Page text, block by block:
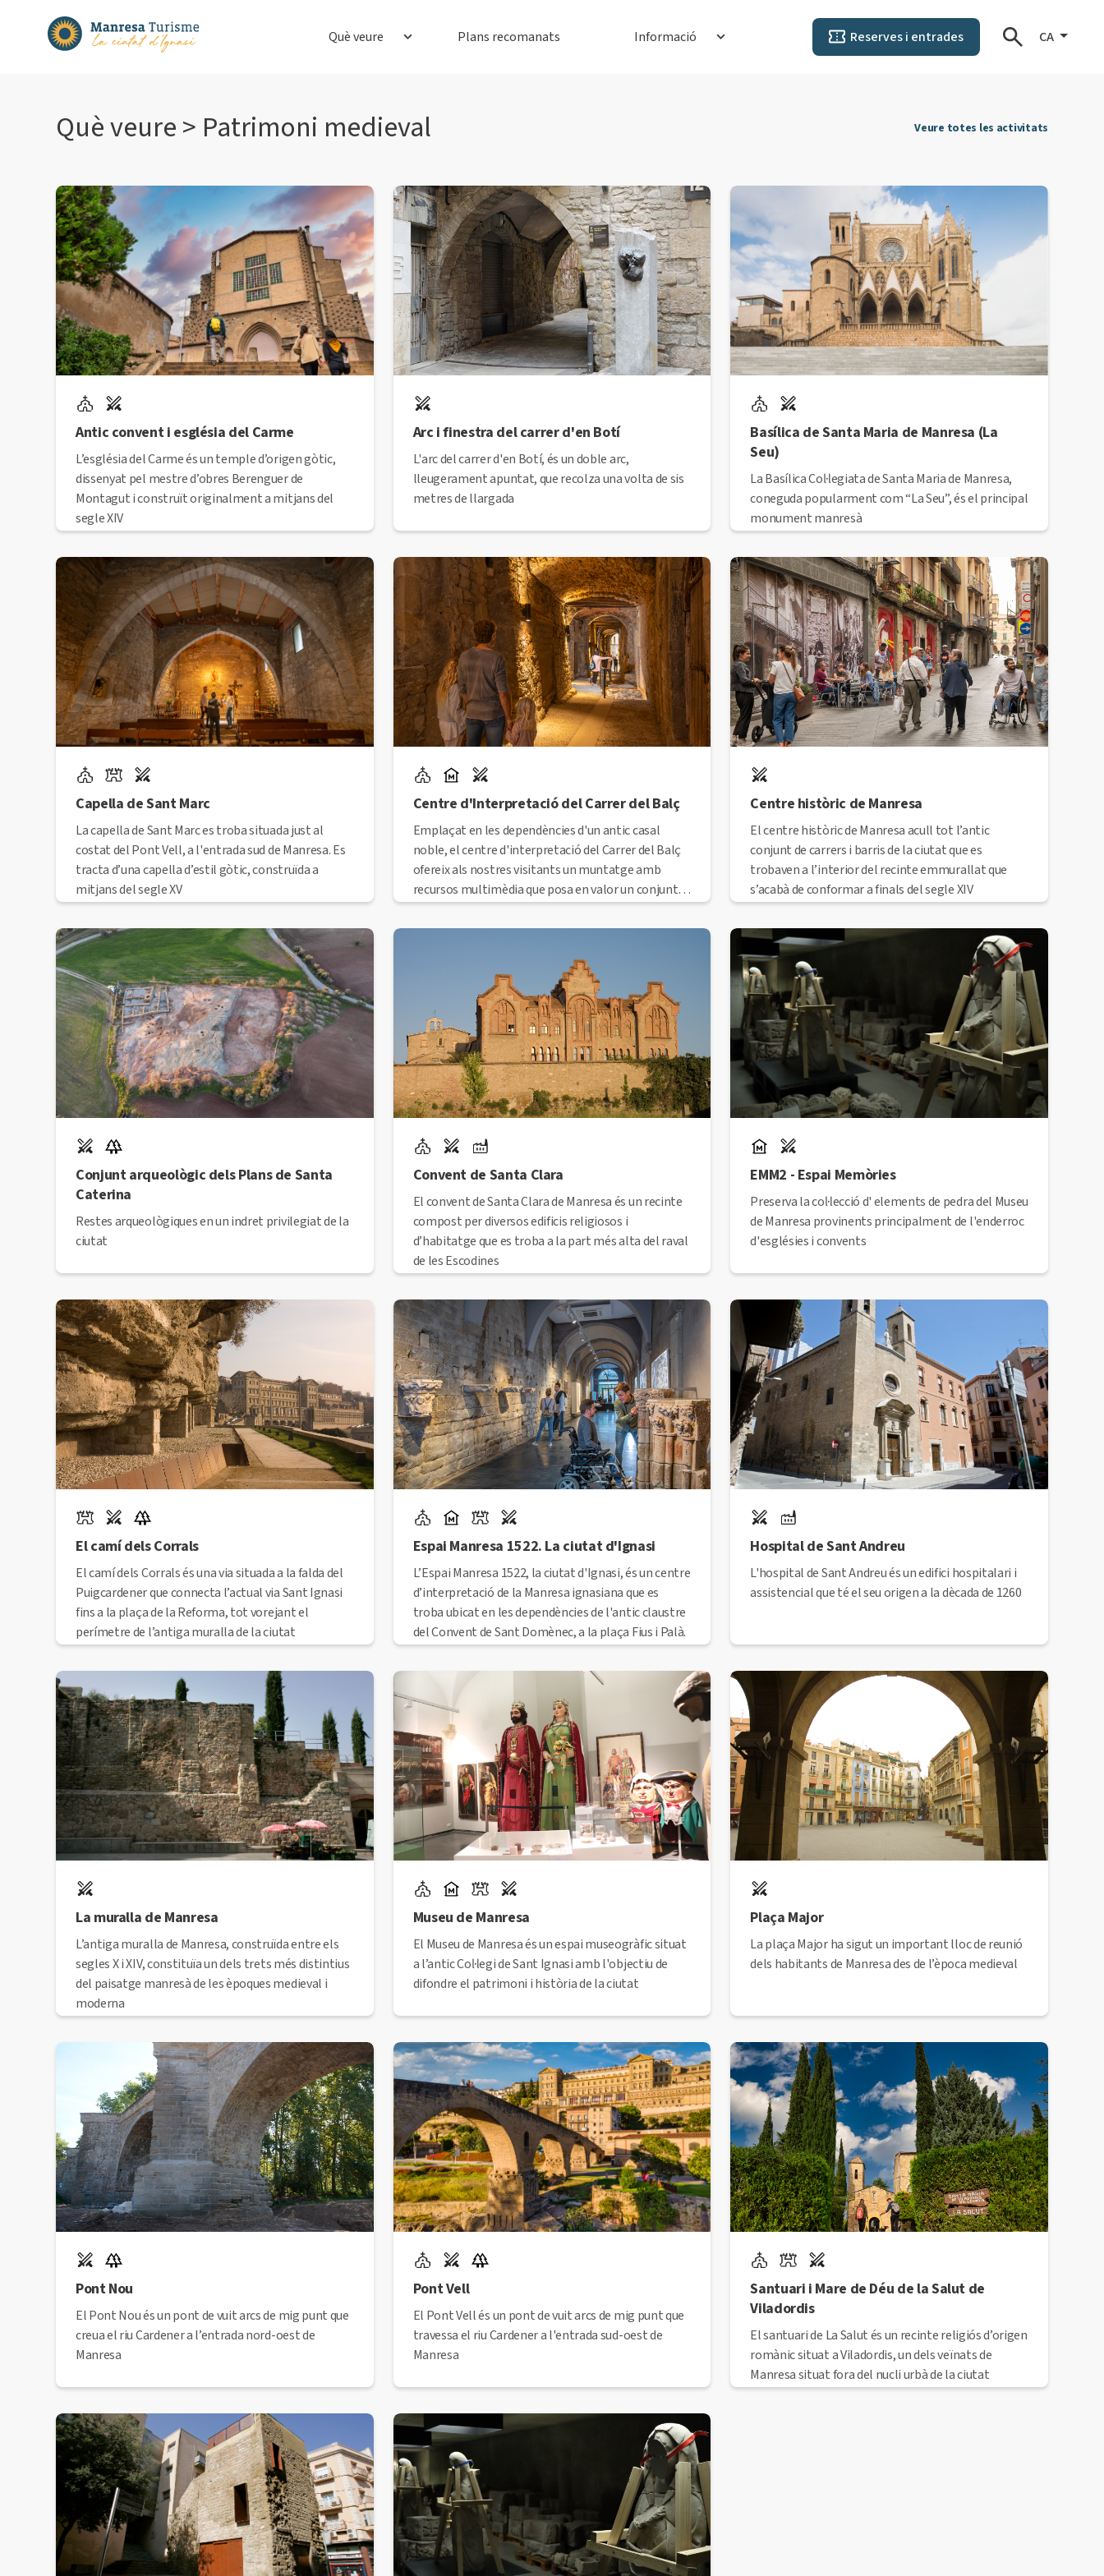
Què veure Plans recomanats Informació Reserves i entrades CA
Què veure > Patrimoni medieval Veure totes les activitats
Antic convent i església del Carme
L’església del Carme és un temple d’origen gòtic,
dissenyat pel mestre d’obres Berenguer de
Montagut i construït originalment a mitjans del
segle XIV
Arc i finestra del carrer d'en Botí
L'arc del carrer d'en Botí, és un doble arc,
lleugerament apuntat, que recolza una volta de sis
metres de llargada
Basílica de Santa Maria de Manresa (La
Seu)
La Basílica Col·legiata de Santa Maria de Manresa,
coneguda popularment com “La Seu”, és el principal
monument manresà
Capella de Sant Marc
La capella de Sant Marc es troba situada just al
costat del Pont Vell, a l'entrada sud de Manresa. Es
tracta d’una capella d’estil gòtic, construïda a
mitjans del segle XV
Centre d'Interpretació del Carrer del Balç
Emplaçat en les dependències d'un antic casal
noble, el centre d'interpretació del Carrer del Balç
ofereix als nostres visitants un muntatge amb
recursos multimèdia que posa en valor un conjunt
patrimonial únic, permetent-los conèixer com era
la Manresa del segle XIV
Centre històric de Manresa
El centre històric de Manresa acull tot l’antic
conjunt de carrers i barris de la ciutat que es
trobaven a l’interior del recinte emmurallat que
s’acabà de conformar a finals del segle XIV
Conjunt arqueològic dels Plans de Santa
Caterina
Restes arqueològiques en un indret privilegiat de la
ciutat
Convent de Santa Clara
El convent de Santa Clara de Manresa és un recinte
compost per diversos edificis religiosos i
d’habitatge que es troba a la part més alta del raval
de les Escodines
EMM2 - Espai Memòries
Preserva la col·lecció d' elements de pedra del Museu
de Manresa provinents principalment de l'enderroc
d'esglésies i convents
El camí dels Corrals
El camí dels Corrals és una via situada a la falda del
Puigcardener que connecta l’actual via Sant Ignasi
fins a la plaça de la Reforma, tot vorejant el
perímetre de l’antiga muralla de la ciutat
Espai Manresa 1522. La ciutat d'Ignasi
L’Espai Manresa 1522, la ciutat d'Ignasi, és un centre
d’interpretació de la Manresa ignasiana que es
troba ubicat en les dependències de l'antic claustre
del Convent de Sant Domènec, a la plaça Fius i Palà.
Hospital de Sant Andreu
L'hospital de Sant Andreu és un edifici hospitalari i
assistencial que té el seu origen a la dècada de 1260
La muralla de Manresa
L’antiga muralla de Manresa, construïda entre els
segles X i XIV, constituïa un dels trets més distintius
del paisatge manresà de les èpoques medieval i
moderna
Museu de Manresa
El Museu de Manresa és un espai museogràfic situat
a l’antic Col·legi de Sant Ignasi amb l'objectiu de
difondre el patrimoni i història de la ciutat
Plaça Major
La plaça Major ha sigut un important lloc de reunió
dels habitants de Manresa des de l’època medieval
Pont Nou
El Pont Nou és un pont de vuit arcs de mig punt que
creua el riu Cardener a l’entrada nord-oest de
Manresa
Pont Vell
El Pont Vell és un pont de vuit arcs de mig punt que
travessa el riu Cardener a l'entrada sud-oest de
Manresa
Santuari i Mare de Déu de la Salut de
Viladordis
El santuari de La Salut és un recinte religiós d’origen
romànic situat a Viladordis, un dels veïnats de
Manresa situat fora del nucli urbà de la ciutat